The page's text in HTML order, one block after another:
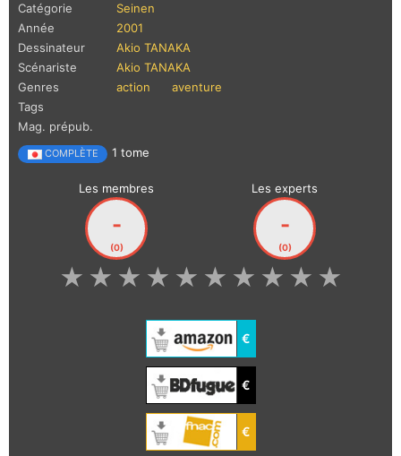
Catégorie
Seinen
Année
2001
Dessinateur
Akio TANAKA
Scénariste
Akio TANAKA
Genres
action
aventure
Tags
Mag. prépub.
COMPLÈTE 1 tome
Les membres
-
(0)
Les experts
-
(0)
★
★
★
★
★
★
★
★
★
★
€
€
€